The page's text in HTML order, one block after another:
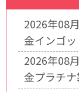
2026年08
金インゴッ
2026年08
金プラチ